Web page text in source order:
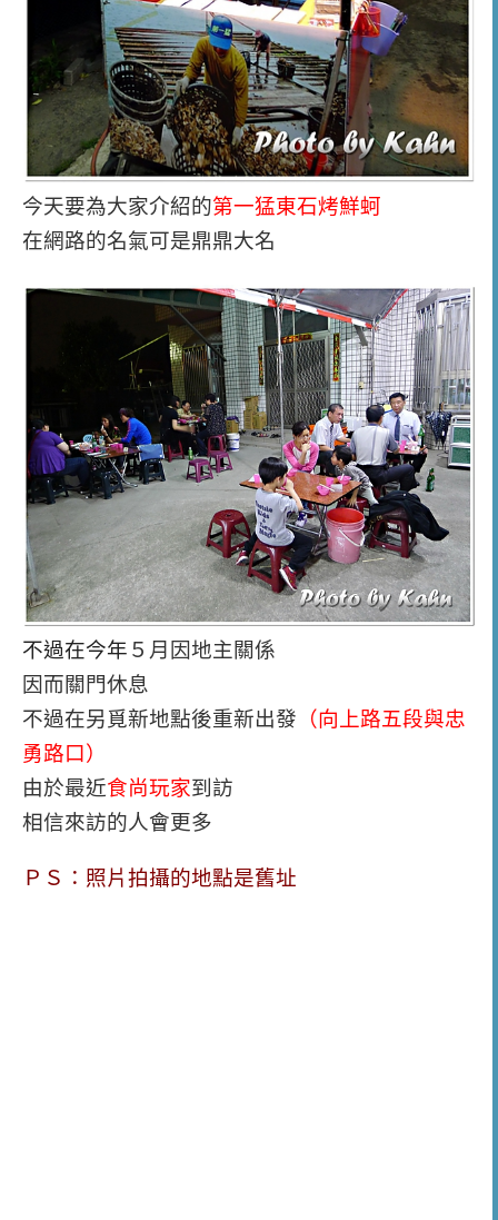
今天要為大家介紹的第一猛東石烤鮮蚵
在網路的名氣可是鼎鼎大名
不過在今年 ５月因地主關係
因而關門休息
不過在另覓新地點後重新出發 （向上路五段與忠
勇路口）
由於最近食尚玩家到訪
相信來訪的人會更多
ＰＳ：照片拍攝的地點是舊址